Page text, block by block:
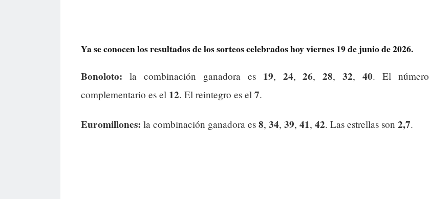
Ya se conocen los resultados de los sorteos celebrados hoy viernes 19 de junio de 2026.
Bonoloto: la combinación ganadora es 19, 24,26,28,32,40. El número
complementario es el 12. El reintegro es el 7.
Euromillones: la combinación ganadora es 8, 34, 39, 41, 42. Las estrellas son 2,7.